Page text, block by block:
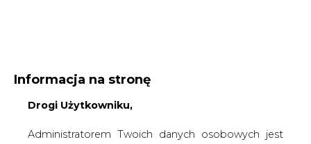
Administratorem Twoich danych osobowych jest
Bobrowieckiej 3, 00-728 Warszawa, KRS:
W ramach odwiedzania naszych serwisów